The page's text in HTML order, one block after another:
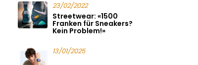
23/02/2022
Streetwear: «1500
Franken für Sneakers?
Kein Problem!»
13/01/2025